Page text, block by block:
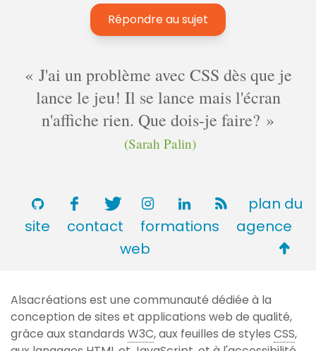
Répondre au sujet
J'ai un problème avec CSS dès que je
lance le jeu! Il se lance mais l'écran
n'affiche rien. Que dois-je faire?
(Sarah Palin)
plan du
site
contact formations
agence
web
de
page
Alsacréations est une communauté dédiée à la
conception de sites et applications web de qualité,
grâce aux standards W3C, aux feuilles de styles CSS,